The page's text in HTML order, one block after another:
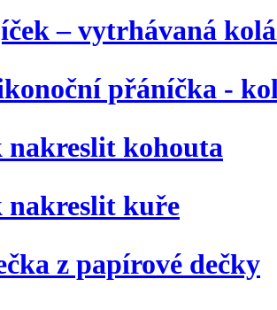
– vytrhávaná
přáníčka -
nakreslit kohouta
nakreslit kuře
z papírové dečky